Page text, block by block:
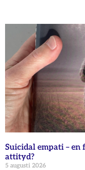
Suicidal empati –
attityd?
5 augusti 2026